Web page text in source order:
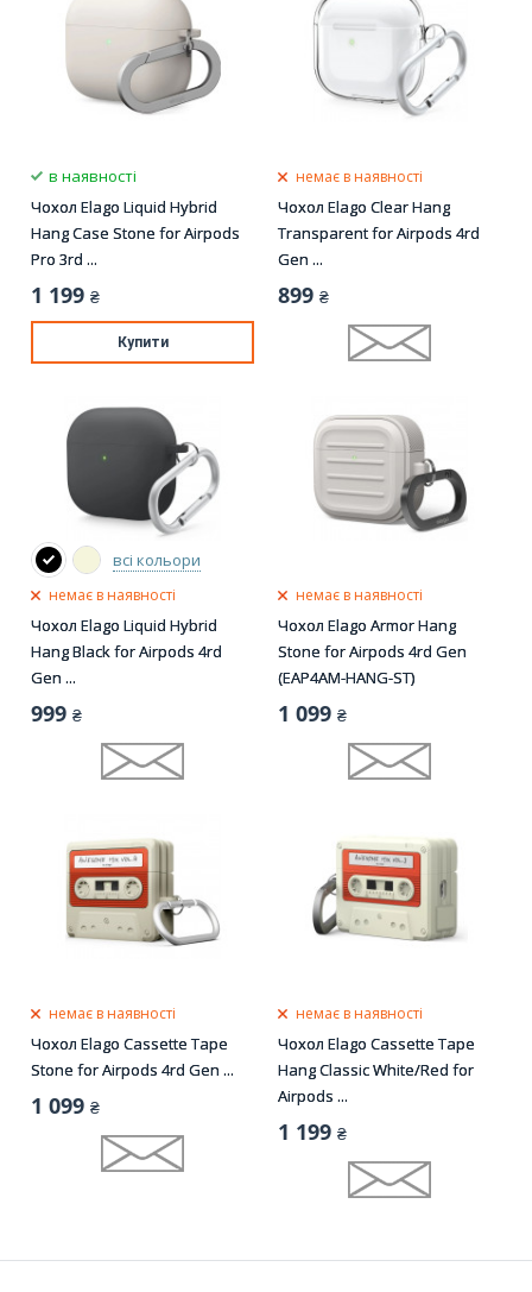
в наявності
Чохол Elago Liquid Hybrid
Hang Case Stone for Airpods
Pro 3rd ...
1 199 ₴
Купити
немає в наявності
Чохол Elago Clear Hang
Transparent for Airpods 4rd
Gen ...
899 ₴
всі кольори
немає в наявності
Чохол Elago Liquid Hybrid
Hang Black for Airpods 4rd
Gen ...
999 ₴
немає в наявності
Чохол Elago Armor Hang
Stone for Airpods 4rd Gen
(EAP4AM-HANG-ST)
1 099 ₴
немає в наявності
Чохол Elago Cassette Tape
Stone for Airpods 4rd Gen ...
1 099 ₴
немає в наявності
Чохол Elago Cassette Tape
Hang Classic White/Red for
Airpods ...
1 199 ₴